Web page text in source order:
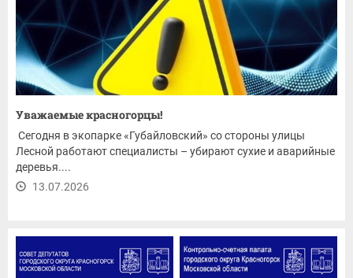
Уважаемые красногорцы!
Сегодня в экопарке «Губайловский» со стороны улицы
Лесной работают специалисты – убирают сухие и аварийные
деревья....
13.07.2026